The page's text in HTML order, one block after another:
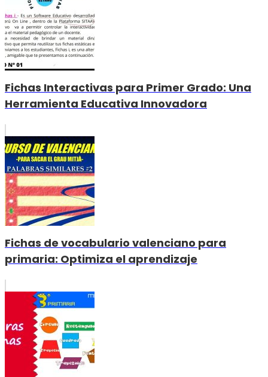
Fichas Interactivas para Primer Grado: Una
Herramienta Educativa Innovadora
Fichas de vocabulario valenciano para
primaria: Optimiza el aprendizaje